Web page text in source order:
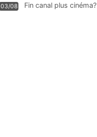
Communi
03/08 Fin canal plus cinéma?